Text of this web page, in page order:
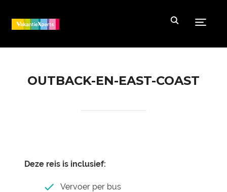
OUTBACK-EN-EAST-COAST
Deze reis is inclusief:
Vervoer per bus